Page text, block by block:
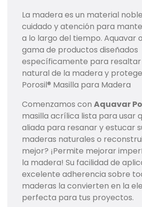
La madera es un material
cuidado y atención para
a lo largo del tiempo. Aquavar
gama de productos diseñados
específicamente para resaltar
natural de la madera y
Porosil® Masilla para Madera
Comenzamos con Aquavar
masilla acrílica lista para usar
aliada para resanar y estucar
maderas naturales o
mejor? ¡Permite mejorar
la madera! Su facilidad de
excelente adherencia sobre
maderas la convierten en la
perfecta para tus proyectos.